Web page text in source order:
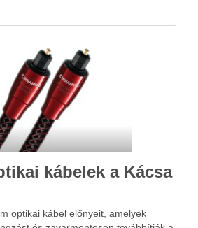
kábelek a Kácsa
optikai kábel előnyeit, amelyek